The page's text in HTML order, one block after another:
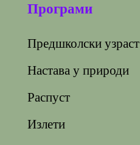
Програми
Предшколски узраст
Настава у природи
Распуст
Излети